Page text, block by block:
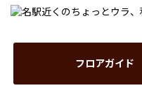
フロアガイド